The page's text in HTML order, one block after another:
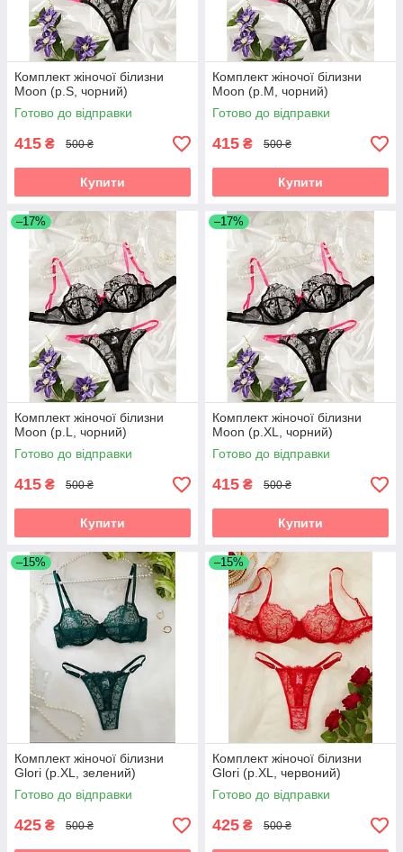
Комплект жіночої білизни
Moon (р.S, чорний)
Готово до відправки
415 ₴ 500 ₴
Купити
Комплект жіночої білизни
Moon (р.M, чорний)
Готово до відправки
415 ₴ 500 ₴
Купити
–17%
Комплект жіночої білизни
Moon (р.L, чорний)
Готово до відправки
415 ₴ 500 ₴
Купити
–17%
Комплект жіночої білизни
Moon (р.XL, чорний)
Готово до відправки
415 ₴ 500 ₴
Купити
–15%
Комплект жіночої білизни
Glori (р.XL, зелений)
Готово до відправки
425 ₴ 500 ₴
–15%
Комплект жіночої білизни
Glori (р.XL, червоний)
Готово до відправки
425 ₴ 500 ₴